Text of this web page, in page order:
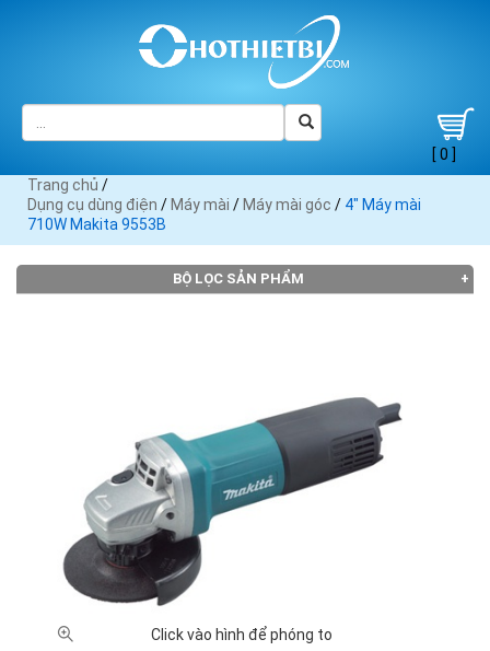
[ 0 ]
Trang chủ /
Dụng cụ dùng điện / Máy mài / Máy mài góc / 4" Máy mài
710W Makita 9553B
BỘ LỌC SẢN PHẨM
Click vào hình để phóng to